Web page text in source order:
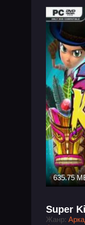
635.75
Super
Жанр: